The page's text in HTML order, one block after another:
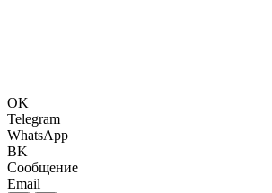
OK
Telegram
WhatsApp
BK
Сообщение
Email